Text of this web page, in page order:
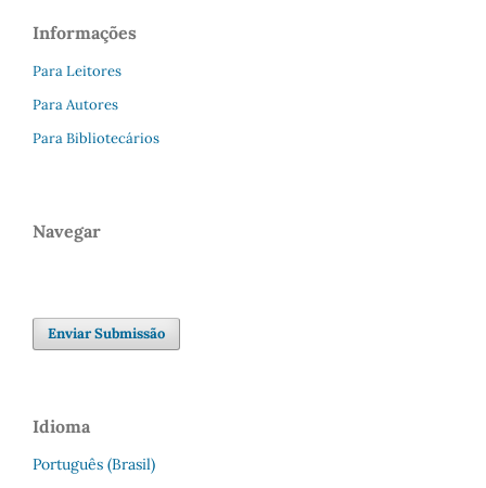
Informações
Para Leitores
Para Autores
Para Bibliotecários
Navegar
Enviar Submissão
Idioma
Português (Brasil)